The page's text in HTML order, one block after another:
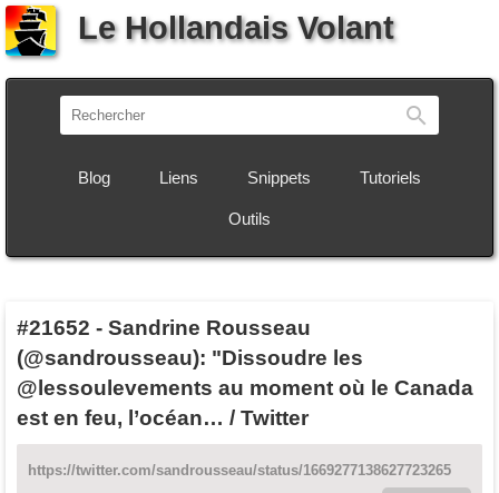
Le Hollandais Volant
Blog Liens Snippets Tutoriels
Outils
#21652 - Sandrine Rousseau
(@sandrousseau): "Dissoudre les
@lessoulevements au moment où le Canada
est en feu, l’océan… / Twitter
https://twitter.com/sandrousseau/status/1669277138627723265